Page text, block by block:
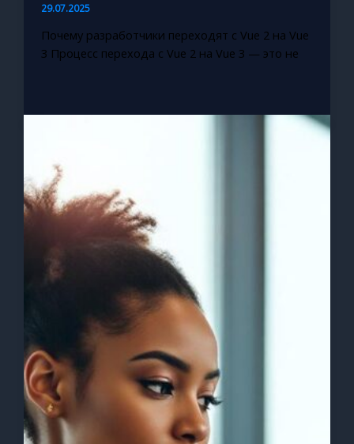
29.07.2025
Почему разработчики переходят с Vue 2 на Vue
3 Процесс перехода с Vue 2 на Vue 3 — это не